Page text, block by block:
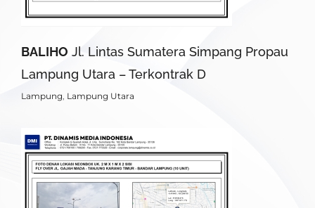
BALIHO Jl. Lintas Sumatera Simpang Propau
Lampung Utara – Terkontrak D
Lampung Lampung Utara